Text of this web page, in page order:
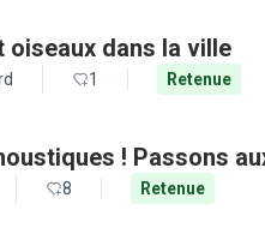
oiseaux dans la ville
1 Retenue
! Passons
8 Retenue